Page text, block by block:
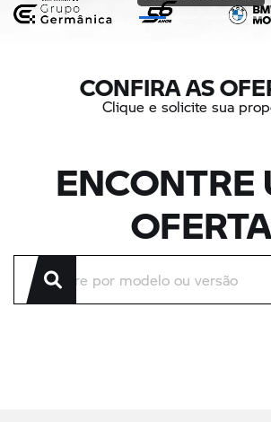
CONFIRA AS
Clique e solicite sua
OFERTA